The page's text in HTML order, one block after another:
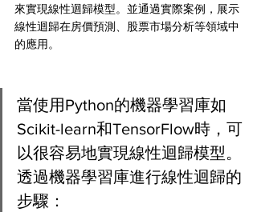
來實現線性迴歸模型。並通過實際案例，展示
線性迴歸在房價預測、股票市場分析等領域中
的應用。
當使用Python的機器學習庫如
Scikit-learn和TensorFlow時，可
以很容易地實現線性迴歸模型。
透過機器學習庫進行線性迴歸的
步驟：